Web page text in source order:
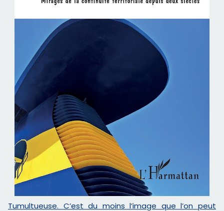
Tumultueuse. C’est du moins l’image que l’on peut